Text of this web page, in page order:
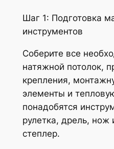
Шаг 1: Подготовка
инструментов
Соберите все
натяжной потолок,
крепления,
элементы и
понадобятся
рулетка, дрель, нож
степлер.